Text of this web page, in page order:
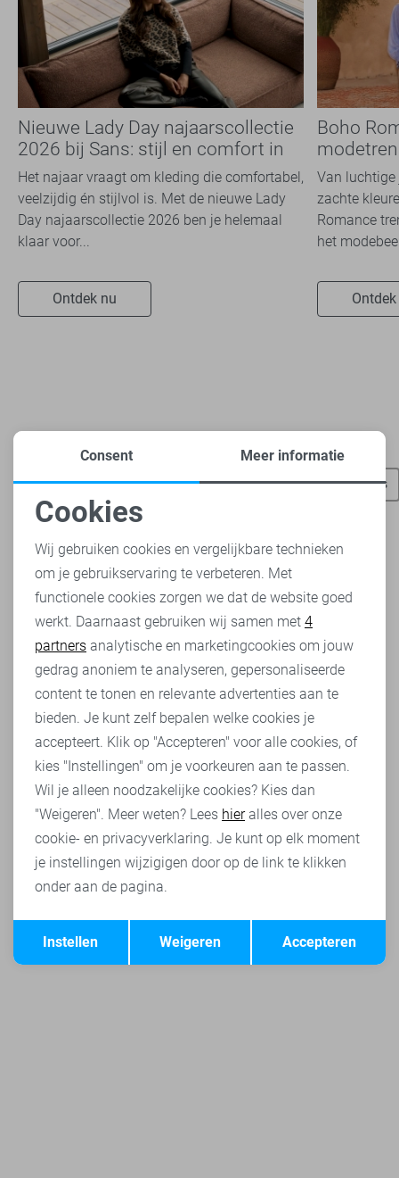
Nieuwe Lady Day najaarscollectie
2026 bij Sans: stijl en comfort in
travelkwaliteit
Het najaar vraagt om kleding die comfortabel,
veelzijdig én stijlvol is. Met de nieuwe Lady
Day najaarscollectie 2026 ben je helemaal
klaar voor...
Ontdek nu
Boho
overal
Van luchtige
zachte
Romance
het
Heb je dit al eens bekeken?
Vero Moda broeken Vero Moda t-shirts Vero Moda tops
Noodzakelijke cookies
Personalisatie cookies
Analytische cookies
Marketing cookies
Terug Opslaan
Consent Meer informatie
Cookies
Wij gebruiken cookies en vergelijkbare technieken
om je gebruikservaring te verbeteren. Met
functionele cookies zorgen we dat de website goed
werkt. Daarnaast gebruiken wij samen met 4
partners analytische en marketingcookies om jouw
gedrag anoniem te analyseren, gepersonaliseerde
content te tonen en relevante advertenties aan te
bieden. Je kunt zelf bepalen welke cookies je
accepteert. Klik op "Accepteren" voor alle cookies, of
kies "Instellingen" om je voorkeuren aan te passen.
Wil je alleen noodzakelijke cookies? Kies dan
"Weigeren". Meer weten? Lees hieralles over onze
cookie- en privacyverklaring. Je kunt op elk moment
je instellingen wijzigigen door op de link te klikken
onder aan de pagina.
Accepteren
Weigeren
Instellen